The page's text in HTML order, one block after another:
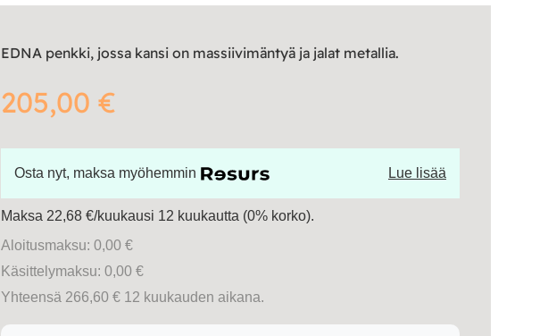
EDNA penkki, jossa kansi on massiivimäntyä ja jalat metallia.
205,00€
Osta nyt, maksa myöhemmin Lue lisää
Maksa 22,68 €/kuukausi 12 kuukautta (0% korko).
Aloitusmaksu: 0,00 €
Käsittelymaksu: 0,00 €
Yhteensä 266,60 € 12 kuukauden aikana.